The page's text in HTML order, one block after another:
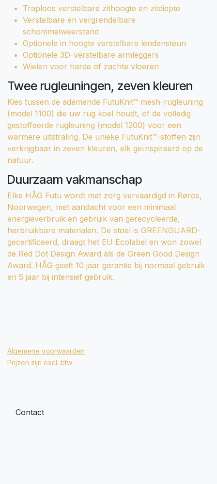
Traploos verstelbare zithoogte en zitdiepte
Verstelbare en vergrendelbare
schommelweerstand
Optionele in hoogte verstelbare lendensteun
Optionele 3D-verstelbare armleggers
Wielen voor harde of zachte vloeren
Twee rugleuningen, zeven kleuren
Kies tussen de ademende FutuKnit™ mesh-rugleuning
(model 1100) die uw rug koel houdt, of de volledig
gestoffeerde rugleuning (model 1200) voor een
warmere uitstraling. De unieke FutuKnit™-stoffen zijn
verkrijgbaar in zeven kleuren, elk geïnspireerd op de
natuur.
Duurzaam vakmanschap
Elke HÅG Futu wordt met zorg vervaardigd in Røros,
Noorwegen, met aandacht voor een minimaal
energieverbruik en gebruik van gerecycleerde,
herbruikbare materialen. De stoel is GREENGUARD-
gecertificeerd, draagt het EU Ecolabel en won zowel
de Red Dot Design Award als de Green Good Design
Award. HÅG geeft 10 jaar garantie bij normaal gebruik
en 5 jaar bij intensief gebruik.
Algemene voorwaarden
Prijzen zijn excl. btw
Contact